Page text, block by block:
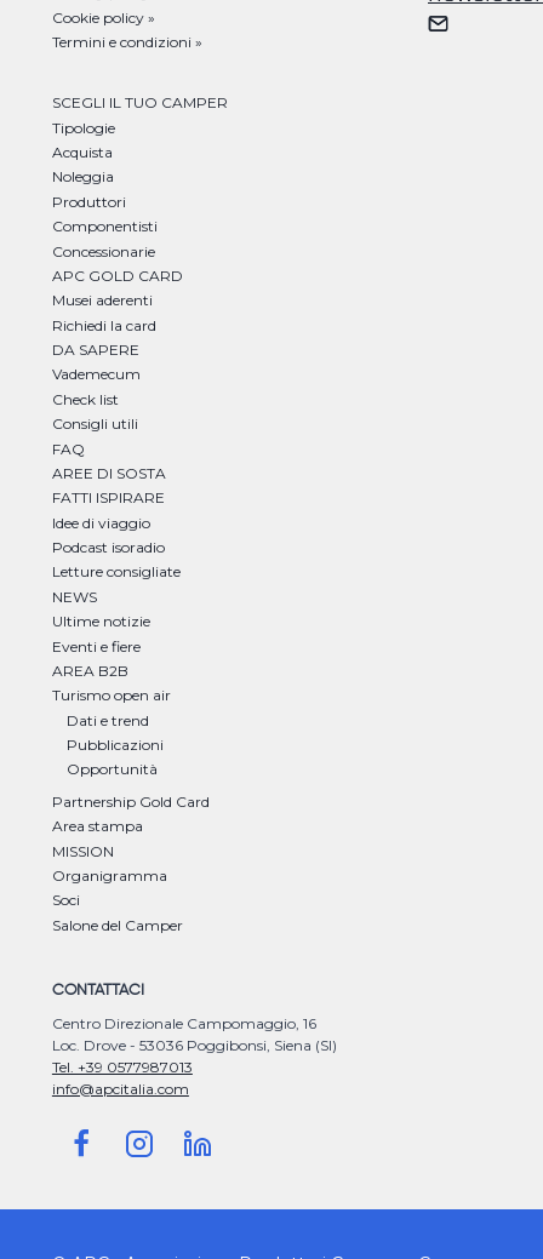
Cookie policy »
Termini e condizioni »
SCEGLI IL TUO CAMPER
Tipologie
Acquista
Noleggia
Produttori
Componentisti
Concessionarie
APC GOLD CARD
Musei aderenti
Richiedi la card
DA SAPERE
Vademecum
Check list
Consigli utili
FAQ
AREE DI SOSTA
FATTI ISPIRARE
Idee di viaggio
Podcast isoradio
Letture consigliate
NEWS
Ultime notizie
Eventi e fiere
AREA B2B
Turismo open air
Dati e trend
Pubblicazioni
Opportunità
Partnership Gold Card
Area stampa
MISSION
Organigramma
Soci
Salone del Camper
CONTATTACI
Centro Direzionale Campomaggio, 16
Loc. Drove - 53036 Poggibonsi, Siena (SI)
Tel. +39 0577987013
info@apcitalia.com